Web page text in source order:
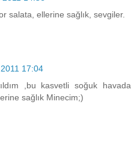
salata, ellerine sağlık, sevgiler.
17:04
,bu kasvetli soğuk havada
sağlık Minecim;)